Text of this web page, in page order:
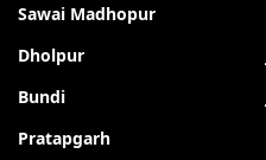
Sawai Madhopur
Dholpur
Bundi
Pratapgarh